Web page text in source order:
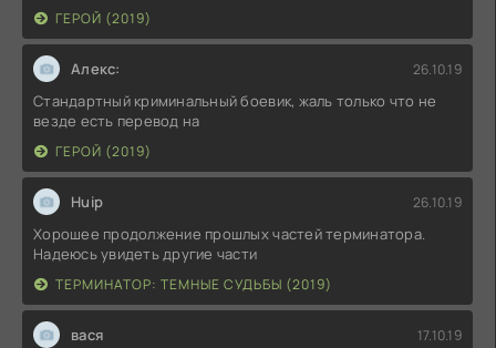
ГЕРОЙ (2019)
Алекс: 26.10.19
Стандартный криминальный боевик, жаль только что не
везде есть перевод на
ГЕРОЙ (2019)
Huip 26.10.19
Хорошее продолжение прошлых частей терминатора.
Надеюсь увидеть другие части
ТЕРМИНАТОР: ТЕМНЫЕ СУДЬБЫ (2019)
вася 17.10.19